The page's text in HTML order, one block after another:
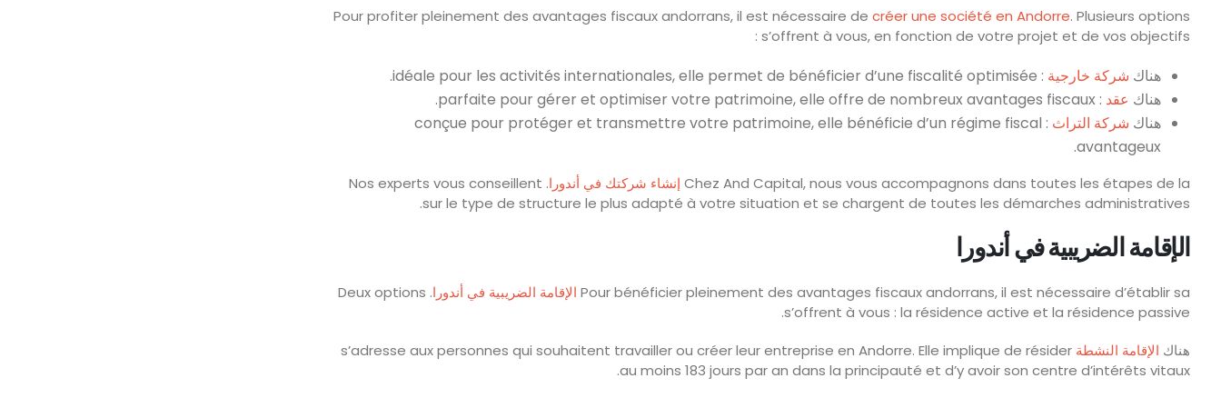
Pour profiter pleinement des avantages fiscaux andorrans, il est nécessaire de créer une société en Andorre. Plusieurs options
s’offrent à vous, en fonction de votre projet et de vos objectifs :
هناك شركة خارجية : idéale pour les activités internationales, elle permet de bénéficier d’une fiscalité optimisée.
هناك عقد : parfaite pour gérer et optimiser votre patrimoine, elle offre de nombreux avantages fiscaux.
هناك شركة التراث : conçue pour protéger et transmettre votre patrimoine, elle bénéficie d’un régime fiscal
avantageux.
Chez And Capital, nous vous accompagnons dans toutes les étapes de la إنشاء شركتك في أندورا . Nos experts vous conseillent
sur le type de structure le plus adapté à votre situation et se chargent de toutes les démarches administratives.
الإقامة الضريبية في أندورا
Pour bénéficier pleinement des avantages fiscaux andorrans, il est nécessaire d’établir sa الإقامة الضريبية في أندورا . Deux options
s’offrent à vous : la résidence active et la résidence passive.
هناك الإقامة النشطة s’adresse aux personnes qui souhaitent travailler ou créer leur entreprise en Andorre. Elle implique de résider
au moins 183 jours par an dans la principauté et d’y avoir son centre d’intérêts vitaux.